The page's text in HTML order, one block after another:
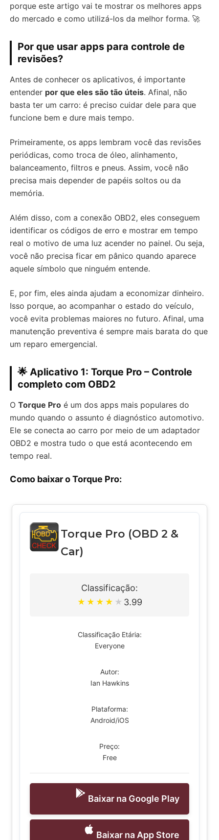
porque este artigo vai te mostrar os melhores apps
do mercado e como utilizá-los da melhor forma. 🚀
Por que usar apps para controle de
revisões?
Antes de conhecer os aplicativos, é importante
entender por que eles são tão úteis. Afinal, não
basta ter um carro: é preciso cuidar dele para que
funcione bem e dure mais tempo.
Primeiramente, os apps lembram você das revisões
periódicas, como troca de óleo, alinhamento,
balanceamento, filtros e pneus. Assim, você não
precisa mais depender de papéis soltos ou da
memória.
Além disso, com a conexão OBD2, eles conseguem
identificar os códigos de erro e mostrar em tempo
real o motivo de uma luz acender no painel. Ou seja,
você não precisa ficar em pânico quando aparece
aquele símbolo que ninguém entende.
E, por fim, eles ainda ajudam a economizar dinheiro.
Isso porque, ao acompanhar o estado do veículo,
você evita problemas maiores no futuro. Afinal, uma
manutenção preventiva é sempre mais barata do que
um reparo emergencial.
🌟 Aplicativo 1: Torque Pro – Controle
completo com OBD2
O Torque Pro é um dos apps mais populares do
mundo quando o assunto é diagnóstico automotivo.
Ele se conecta ao carro por meio de um adaptador
OBD2 e mostra tudo o que está acontecendo em
tempo real.
Como baixar o Torque Pro:
Torque Pro (OBD 2 &
Car)
Classificação:
★ ★ ★ ★ ★ 3.99
Classificação Etária:
Everyone
Autor:
Ian Hawkins
Plataforma:
Android/iOS
Preço:
Free
Baixar na Google Play
Baixar na App Store